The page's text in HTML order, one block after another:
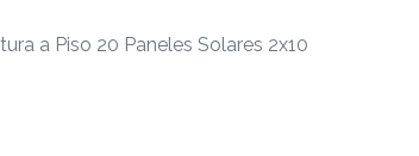
a Piso 20 Paneles Solares 2x10